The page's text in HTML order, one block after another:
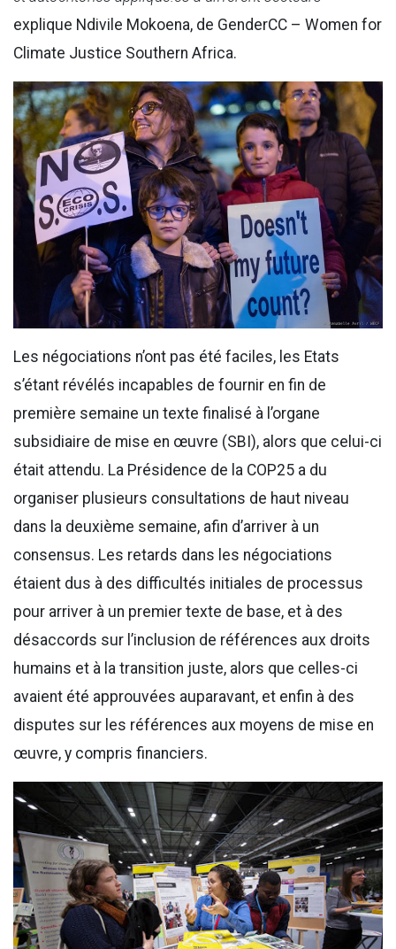
explique Ndivile Mokoena, de GenderCC – Women for
Climate Justice Southern Africa.
Les négociations n’ont pas été faciles, les Etats
s’étant révélés incapables de fournir en fin de
première semaine un texte finalisé à l’organe
subsidiaire de mise en œuvre (SBI), alors que celui-ci
était attendu. La Présidence de la COP25 a du
organiser plusieurs consultations de haut niveau
dans la deuxième semaine, afin d’arriver à un
consensus. Les retards dans les négociations
étaient dus à des difficultés initiales de processus
pour arriver à un premier texte de base, et à des
désaccords sur l’inclusion de références aux droits
humains et à la transition juste, alors que celles-ci
avaient été approuvées auparavant, et enfin à des
disputes sur les références aux moyens de mise en
œuvre, y compris financiers.